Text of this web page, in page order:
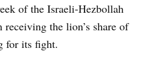
of the Israeli-Hezbollah
the lion’s share of
for its fight.